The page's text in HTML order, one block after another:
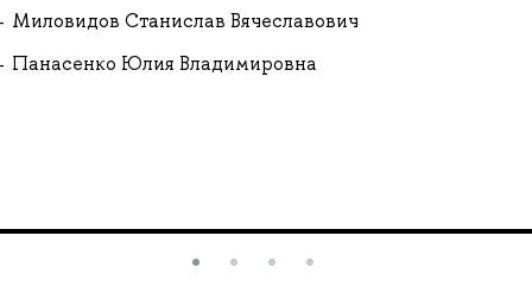
Миловидов Станислав Вячеславович
Панасенко Юлия Владимировна